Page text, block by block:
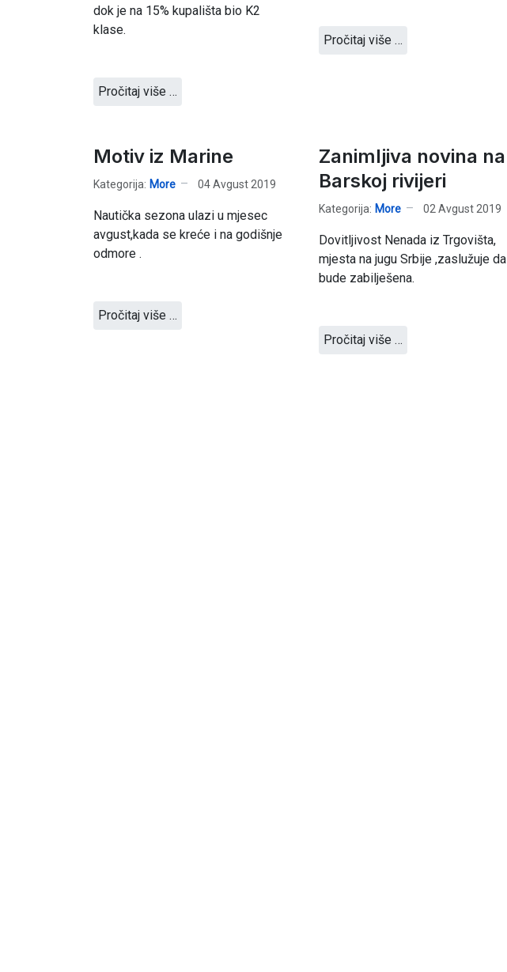
dok je na 15% kupališta bio K2
klase.
Pročitaj više …
Pročitaj više …
Motiv iz Marine
Kategorija: More 04 Avgust 2019
Nautička sezona ulazi u mjesec
avgust,kada se kreće i na godišnje
odmore .
Pročitaj više …
Zanimljiva novina na
Barskoj rivijeri
Kategorija: More 02 Avgust 2019
Dovitljivost Nenada iz Trgovišta,
mjesta na jugu Srbije ,zaslužuje da
bude zabilješena.
Pročitaj više …